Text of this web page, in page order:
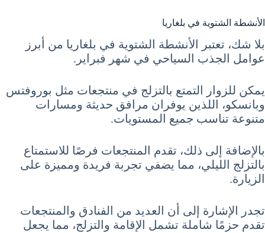
الأنشطة الشتوية في بلغاريا
بلا شك، تعتبر الأنشطة الشتوية في بلغاريا من أبرز
عوامل الجذب السياحي في شهر فبراير.
يمكن للزوار التمتع بالتزلج في منتجعات مثل بوروفتس
وبانسكو، اللذين يوفران مرافق حديثة ومسارات
متنوعة تناسب جميع المستويات.
بالإضافة إلى ذلك، تقدم المنتجعات فرصًا للاستمتاع
بالتزلج الليلي، مما يضفي تجربة فريدة ومميزة على
الزيارة.
تجدر الإشارة إلى أن العديد من الفنادق والمنتجعات
تقدم حزمًا شاملة تشمل الإقامة والتزلج، مما يجعل